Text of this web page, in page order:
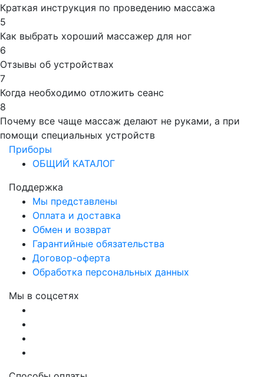
Краткая инструкция по проведению массажа
5
Как выбрать хороший массажер для ног
6
Отзывы об устройствах
7
Когда необходимо отложить сеанс
8
Почему все чаще массаж делают не руками, а при
помощи специальных устройств
Приборы
ОБЩИЙ КАТАЛОГ
Поддержка
Мы представлены
Оплата и доставка
Обмен и возврат
Гарантийные обязательства
Договор-оферта
Обработка персональных данных
Мы в соцсетях